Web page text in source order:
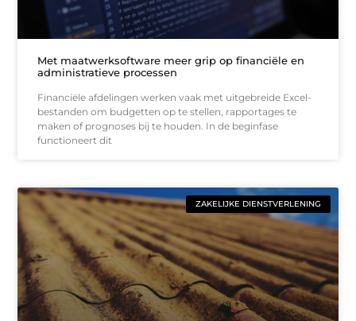
Met maatwerksoftware meer grip op financiële en
administratieve processen
Financiële afdelingen werken vaak met uitgebreide Excel-
bestanden om budgetten op te stellen, rapportages te
maken of prognoses bij te houden. In de beginfase
functioneert dit
ZAKELIJKE DIENSTVERLENING